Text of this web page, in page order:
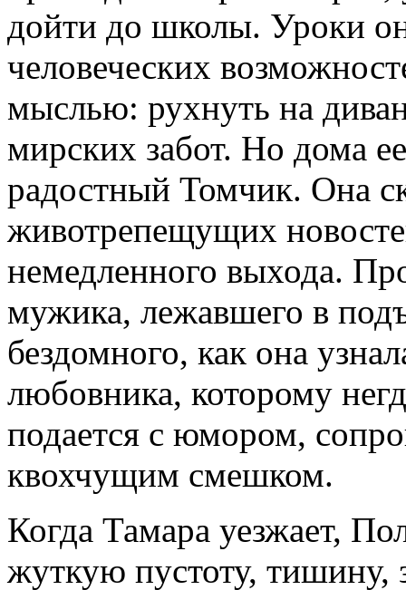
дойти до школы. Уроки
человеческих
мыслью: рухнуть на
мирских забот. Но дома
радостный Томчик. Она
животрепещущих
немедленного выхода.
мужика, лежавшего в
бездомного, как она
любовника, которому
подается с юмором,
квохчущим смешком.
Когда Тамара уезжает,
жуткую пустоту,